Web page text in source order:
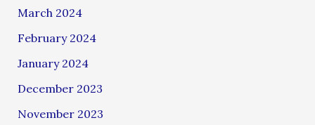
March 2024
February 2024
January 2024
December 2023
November 2023